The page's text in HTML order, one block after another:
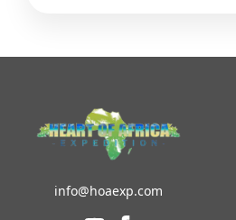
info@hoaexp.com